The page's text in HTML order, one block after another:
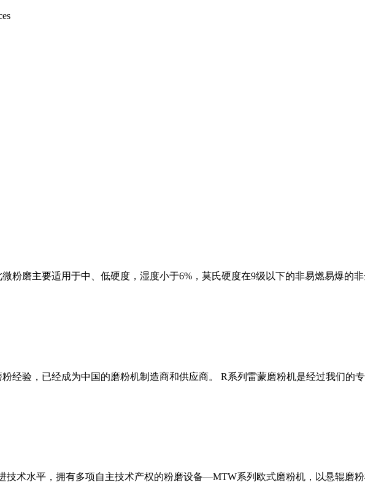
粉磨主要适用于中、低硬度，湿度小于6%，莫氏硬度在9级以下的非易燃易爆的
经验，已经成为中国的磨粉机制造商和供应商。 R系列雷蒙磨粉机是经过我们的
术水平，拥有多项自主技术产权的粉磨设备—MTW系列欧式磨粉机，以悬辊磨